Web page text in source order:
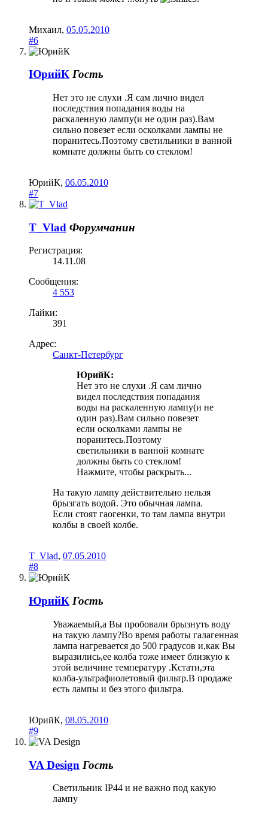
Михаил, 05.05.2010
#6
ЮрийК Гость
Нет это не слухи .Я сам лично видел
последствия попадания воды на
раскаленную лампу(и не один раз).Вам
сильно повезет если осколками лампы не
поранитесь.Поэтому светильники в ванной
комнате должны быть со стеклом!
ЮрийК, 06.05.2010
#7
T_Vlad Форумчанин
Регистрация:
14.11.08
Сообщения:
4 553
Лайки:
391
Адрес:
Санкт-Петербург
ЮрийК:
Нет это не слухи .Я сам лично
видел последствия попадания
воды на раскаленную лампу(и не
один раз).Вам сильно повезет
если осколками лампы не
поранитесь.Поэтому
светильники в ванной комнате
должны быть со стеклом!
Нажмите, чтобы раскрыть...
На такую лампу действительно нельзя
брызгать водой. Это обычная лампа.
Если стоят гаогенки, то там лампа внутри
колбы в своей колбе.
T_Vlad, 07.05.2010
#8
ЮрийК Гость
Уважаемый,а Вы пробовали брызнуть воду
на такую лампу?Во время работы галагенная
лампа нагревается до 500 градусов и,как Вы
выразились,ее колба тоже имеет близкую к
этой величине температуру .Кстати,эта
колба-ультрафиолетовый фильтр.В продаже
есть лампы и без этого фильтра.
ЮрийК, 08.05.2010
#9
VA Design Гость
Светильник IP44 и не важно под какую
лампу